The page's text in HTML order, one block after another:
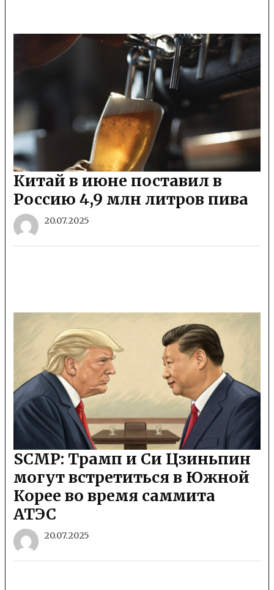
Китай в июне поставил в
Россию 4,9 млн литров пива
20.07.2025
SCMP: Трамп и Си Цзиньпин
могут встретиться в Южной
Корее во время саммита
АТЭС
20.07.2025